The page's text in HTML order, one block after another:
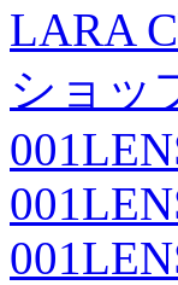
LARA
ショッ